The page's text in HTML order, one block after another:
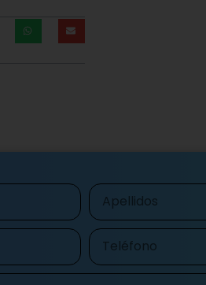
Apellidos
Teléfono